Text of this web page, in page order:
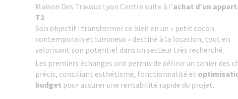
Maison Des Travaux Lyon Centre suite à l’achat d’un
T2.
Son objectif : transformer ce bien en un « petit cocon
contemporain et lumineux » destiné à la location, tout en
valorisant son potentiel dans un secteur très recherché.
Les premiers échanges ont permis de définir un cahier des
précis, conciliant esthétisme, fonctionnalité et
budget pour assurer une rentabilité rapide du projet.